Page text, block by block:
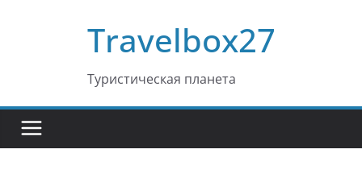
Travelbox27
Туристическая планета